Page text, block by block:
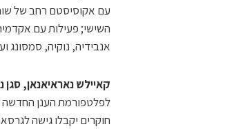
עם אקוסיסטם רחב של
השישי; פעילות עם
אנבידיה, נוקיה, סמסונג
קאיילש נאראיאנאן,
לפלטפורמת הענן החדשה
חוקרים יקבלו גישה